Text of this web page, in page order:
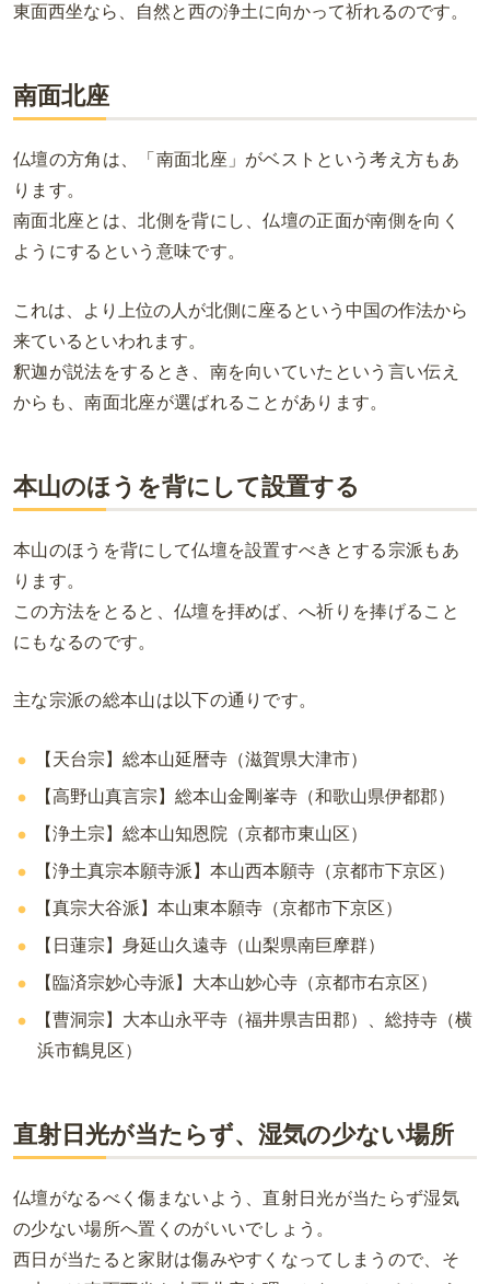
東面西坐なら、自然と西の浄土に向かって祈れるのです。
南面北座
仏壇の方角は、「南面北座」がベストという考え方もあ
ります。
南面北座とは、北側を背にし、仏壇の正面が南側を向く
ようにするという意味です。
これは、より上位の人が北側に座るという中国の作法から
来ているといわれます。
釈迦が説法をするとき、南を向いていたという言い伝え
からも、南面北座が選ばれることがあります。
本山のほうを背にして設置する
本山のほうを背にして仏壇を設置すべきとする宗派もあ
ります。
この方法をとると、仏壇を拝めば、へ祈りを捧げること
にもなるのです。
主な宗派の総本山は以下の通りです。
【天台宗】総本山延暦寺（滋賀県大津市）
【高野山真言宗】総本山金剛峯寺（和歌山県伊都郡）
【浄土宗】総本山知恩院（京都市東山区）
【浄土真宗本願寺派】本山西本願寺（京都市下京区）
【真宗大谷派】本山東本願寺（京都市下京区）
【日蓮宗】身延山久遠寺 （山梨県南巨摩群）
【臨済宗妙心寺派 】 大本山妙心寺（京都市右京区）
【曹洞宗】大本山永平寺（福井県吉田郡）、総持寺（横
浜市鶴見区）
直射日光が当たらず、湿気の少ない場所
仏壇がなるべく傷まないよう、直射日光が当たらず湿気
の少ない場所へ置くのがいいでしょう。
西日が当たると家財は傷みやすくなってしまうので、そ